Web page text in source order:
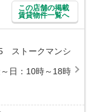
この店舗の掲載
賃貸物件一覧へ
ストークマンシ
日：10時～18時